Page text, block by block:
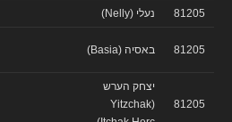
81205 נעלי (Nelly)
81205 באסיה (Basia)
81205
יצחק הערש
(Yitzchak